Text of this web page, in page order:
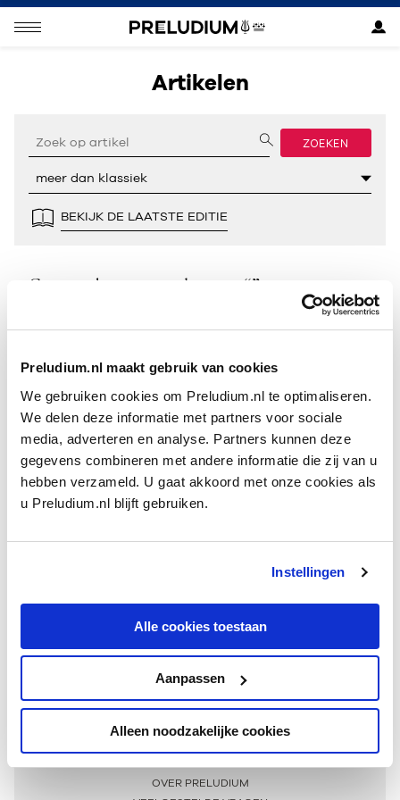
Preludium.nl maakt gebruik van cookies
We gebruiken cookies om Preludium.nl te optimaliseren.
We delen deze informatie met partners voor sociale
media, adverteren en analyse. Partners kunnen deze
gegevens combineren met andere informatie die zij van u
hebben verzameld. U gaat akkoord met onze cookies als
u Preludium.nl blijft gebruiken.
Instellingen
Alle cookies toestaan
Aanpassen
Alleen noodzakelijke cookies
Artikelen
ZOEKEN
BEKIJK DE LAATSTE EDITIE
Geen resultaten gevonden voor “”.
Meer informatie
OVER PRELUDIUM